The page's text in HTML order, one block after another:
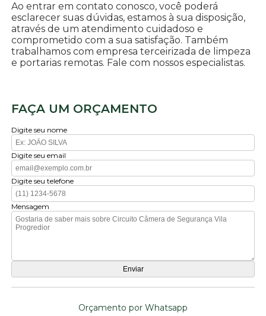
Ao entrar em contato conosco, você poderá
esclarecer suas dúvidas, estamos à sua disposição,
através de um atendimento cuidadoso e
comprometido com a sua satisfação. Também
trabalhamos com empresa terceirizada de limpeza
e portarias remotas. Fale com nossos especialistas.
FAÇA UM ORÇAMENTO
Digite seu nome
Digite seu email
Digite seu telefone
Mensagem
Orçamento por Whatsapp